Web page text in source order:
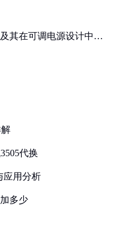
其在可调电源设计中的
代换
应用分析
多少